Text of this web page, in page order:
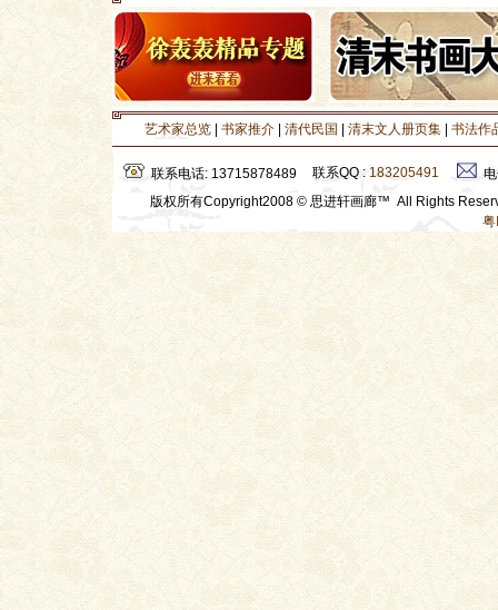
艺术家总览 书家推介 清代民国 清末文人册页集 书法作
联系电话: 13715878489 联系QQ : 183205491
版权所有Copyright2008 © 思进轩画廊™ All Rights